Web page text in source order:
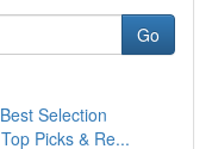
Go
Selection
Picks & Re...